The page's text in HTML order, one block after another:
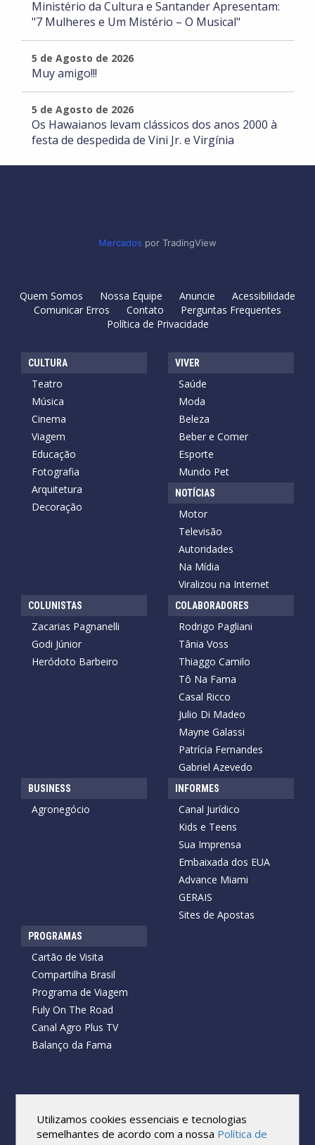
Ministério da Cultura e Santander Apresentam:
"7 Mulheres e Um Mistério – O Musical"
5 de Agosto de 2026
Muy amigo!!!
5 de Agosto de 2026
Os Hawaianos levam clássicos dos anos 2000 à
festa de despedida de Vini Jr. e Virgínia
Mercados por TradingView
Quem Somos Nossa Equipe Anuncie
Acessibilidade
Comunicar Erros
Contato
Perguntas Frequentes
Política de Privacidade
CULTURA
Teatro
Música
Cinema
Viagem
Educação
Fotografia
Arquitetura
Decoração
VIVER
Saúde
Moda
Beleza
Beber e Comer
Esporte
Mundo Pet
NOTÍCIAS
Motor
Televisão
Autoridades
Na Mídia
Viralizou na Internet
COLUNISTAS
Zacarias Pagnanelli
Godi Júnior
Heródoto Barbeiro
COLABORADORES
Rodrigo Pagliani
Tânia Voss
Thiaggo Camilo
Tô Na Fama
Casal Ricco
Julio Di Madeo
Mayne Galassi
Patrícia Fernandes
Gabriel Azevedo
BUSINESS
Agronegócio
INFORMES
Canal Jurídico
Kids e Teens
Sua Imprensa
Embaixada dos EUA
Advance Miami
GERAIS
Sites de Apostas
PROGRAMAS
Cartão de Visita
Compartilha Brasil
Programa de Viagem
Fuly On The Road
Canal Agro Plus TV
Balanço da Fama
Todos os direitos reservados.
Reprodução no todo ou em parte sob qualquer forma ou meio,
sem expressa autorização por escrito do Cartão de Visita, é
Utilizamos cookies essenciais e tecnologias
semelhantes de acordo com a nossa Política de